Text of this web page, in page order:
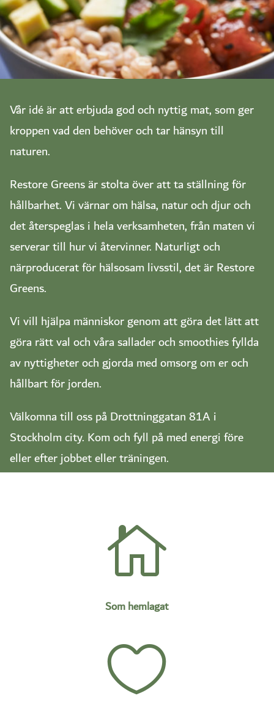
Vår idé är att erbjuda god och nyttig mat, som ger
kroppen vad den behöver och tar hänsyn till
naturen.
Restore Greens är stolta över att ta ställning för
hållbarhet. Vi värnar om hälsa, natur och djur och
det återspeglas i hela verksamheten, från maten vi
serverar till hur vi återvinner. Naturligt och
närproducerat för hälsosam livsstil, det är Restore
Greens.
Vi vill hjälpa människor genom att göra det lätt att
göra rätt val och våra sallader och smoothies fyllda
av nyttigheter och gjorda med omsorg om er och
hållbart för jorden.
Välkomna till oss på Drottninggatan 81A i
Stockholm city. Kom och fyll på med energi före
eller efter jobbet eller träningen.

Som hemlagat
